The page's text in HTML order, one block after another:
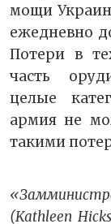
мощи
ежедневно
Потери в
часть
целые
армия не
такими
(KathleenHicks